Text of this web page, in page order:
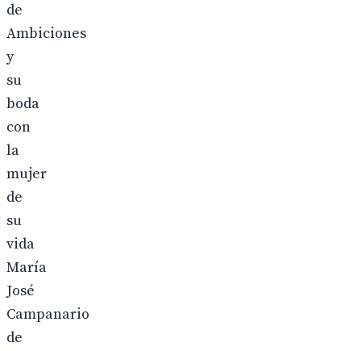
de
Ambiciones
y
su
boda
con
la
mujer
de
su
vida
María
José
Campanario
de